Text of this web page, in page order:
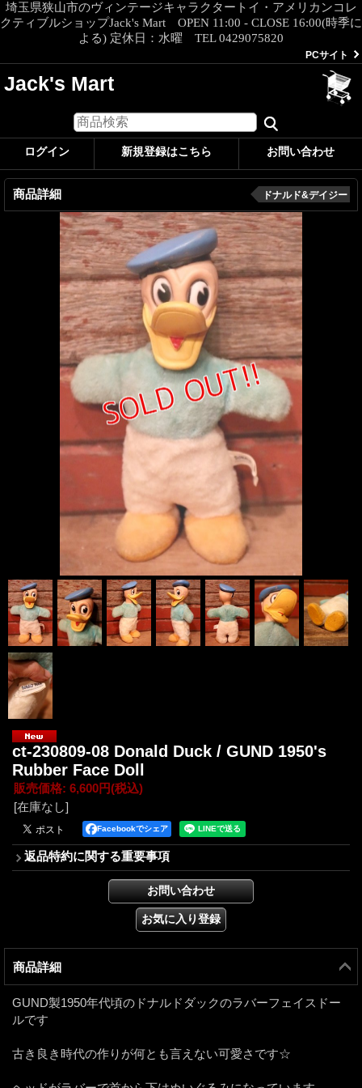
埼玉県狭山市のヴィンテージキャラクタートイ・アメリカンコレ
クティブルショップJack's Mart OPEN 11:00 - CLOSE 16:00(時季に
よる) 定休日：水曜 TEL 0429075820
PCサイト
Jack's Mart
ログイン 新規登録はこちら お問い合わせ
商品詳細 ドナルド&デイジー
ct-230809-08 Donald Duck / GUND 1950's
Rubber Face Doll
販売価格: 6,600円(税込)
[在庫なし]
Facebookでシェア
返品特約に関する重要事項
商品詳細
GUND製1950年代頃のドナルドダックのラバーフェイスドー
ルです
古き良き時代の作りが何とも言えない可愛さです☆